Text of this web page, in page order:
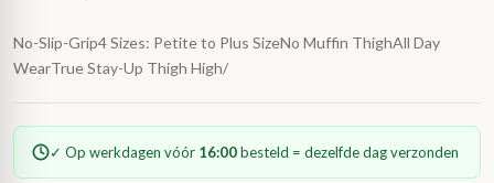
No-Slip-Grip4 Sizes: Petite to Plus SizeNo Muffin ThighAll Day
WearTrue Stay-Up Thigh High/
✓ Op werkdagen vóór 16:00besteld = dezelfde dag verzonden